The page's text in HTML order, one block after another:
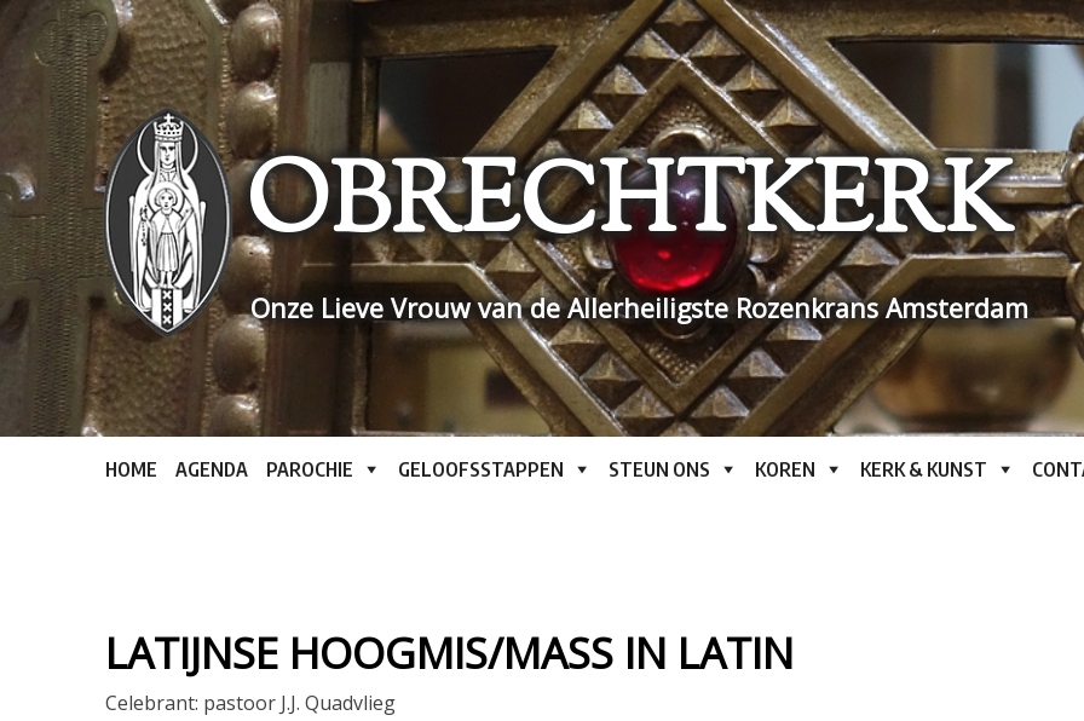
Skip
content
OBRECHTKERK
Onze Lieve Vrouw van de Allerheiligste Rozenkrans Amsterdam
HOME AGENDA PAROCHIE GELOOFSSTAPPEN STEUN ONS KOREN KERK & KUNST
LATIJNSE HOOGMIS/MASS IN LATIN
Celebrant: pastoor J.J. Quadvlieg